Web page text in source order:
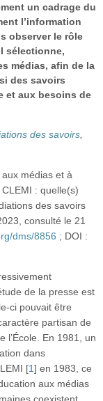
un cadrage du
l’information
observer le rôle
sélectionne,
médias, afin de la
des savoirs
et aux besoins de
des savoirs,
médias et à
: quelle(s)
des savoirs
consulté le 21
dms/8856 ; DOI :
de la presse est
ci pouvait être
partisan de
l’École. En 1981, un
dans
[1] en 1983, ce
aux médias
coexistent,